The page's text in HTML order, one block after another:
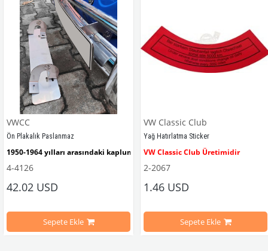
VWCC
Ön Plakalık Paslanmaz
1950-1964 yılları arasındaki kaplumbağa modelleri ile uyumludur.
4-4126
42.02 USD
Sepete Ekle
VW Classic Club
Yağ Hatırlatma Sticker
VW Classic Club Üretimidir
2-2067
1.46 USD
Sepete Ekle